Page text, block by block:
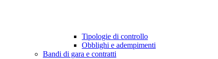
Tipologie di controllo
Obblighi e adempimenti
Bandi di gara e contratti